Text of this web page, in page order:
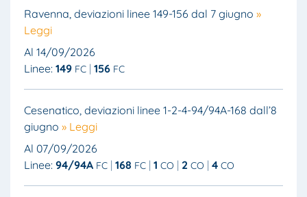
Ravenna, deviazioni linee 149-156 dal 7 giugno »
Leggi
Al 14/09/2026
Linee: 149 FC 156 FC
Cesenatico, deviazioni linee 1-2-4-94/94A-168 dall’8
giugno » Leggi
Al 07/09/2026
Linee: 94/94A FC 168 FC 1 CO 2 CO 4 CO